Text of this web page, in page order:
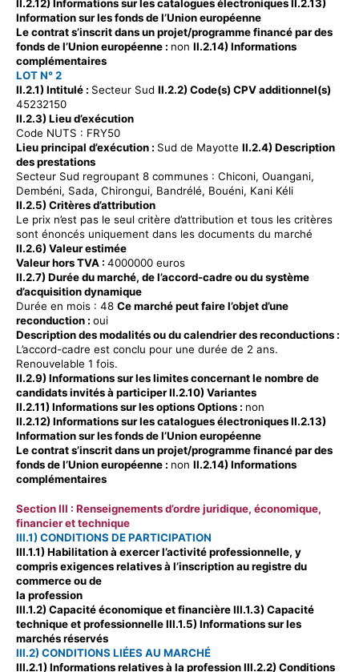
II.2.12) Informations sur les catalogues électroniques II.2.13)
Information sur les fonds de l’Union européenne
Le contrat s’inscrit dans un projet/programme financé par des
fonds de l’Union européenne : non II.2.14) Informations
complémentaires
LOT N° 2
II.2.1) Intitulé : Secteur Sud II.2.2) Code(s) CPV additionnel(s)
45232150
II.2.3) Lieu d’exécution
Code NUTS : FRY50
Lieu principal d’exécution : Sud de Mayotte II.2.4) Description
des prestations
Secteur Sud regroupant 8 communes : Chiconi, Ouangani,
Dembéni, Sada, Chirongui, Bandrélé, Bouéni, Kani Kéli
II.2.5) Critères d’attribution
Le prix n’est pas le seul critère d’attribution et tous les critères
sont énoncés uniquement dans les documents du marché
II.2.6) Valeur estimée
Valeur hors TVA : 4000000 euros
II.2.7) Durée du marché, de l’accord-cadre ou du système
d’acquisition dynamique
Durée en mois : 48 Ce marché peut faire l’objet d’une
reconduction : oui
Description des modalités ou du calendrier des reconductions :
L’accord-cadre est conclu pour une durée de 2 ans.
Renouvelable 1 fois.
II.2.9) Informations sur les limites concernant le nombre de
candidats invités à participer II.2.10) Variantes
II.2.11) Informations sur les optionsOptions : non
II.2.12) Informations sur les catalogues électroniques II.2.13)
Information sur les fonds de l’Union européenne
Le contrat s’inscrit dans un projet/programme financé par des
fonds de l’Union européenne : non II.2.14) Informations
complémentaires
Section III : Renseignements d’ordre juridique, économique,
financier et technique
III.1) CONDITIONS DE PARTICIPATION
III.1.1) Habilitation à exercer l’activité professionnelle, y
compris exigences relatives à l’inscription au registre du
commerce ou de
la profession
III.1.2) Capacité économique et financière III.1.3) Capacité
technique et professionnelle III.1.5) Informations sur les
marchés réservés
III.2) CONDITIONS LIÉES AU MARCHÉ
III.2.1) Informations relatives à la profession III.2.2) Conditions